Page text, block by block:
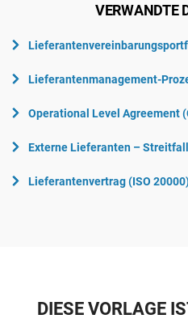
VERWANDTE
Lieferantenmanagement-
Operational Level Agreement
Externe Lieferanten –
Lieferantenvertrag (ISO
DIESE VORLAGE